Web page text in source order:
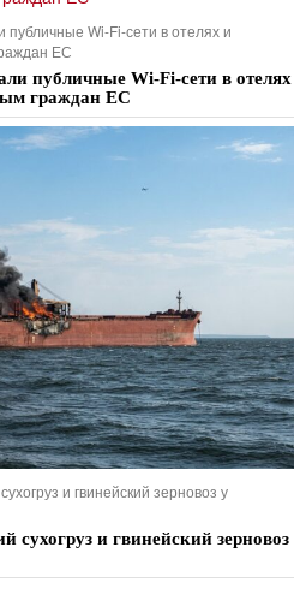
публичные Wi-Fi-сети в отелях и
ЕС
публичные Wi-Fi-сети в отелях
граждан ЕС
и гвинейский зерновоз у
сухогруз и гвинейский зерновоз